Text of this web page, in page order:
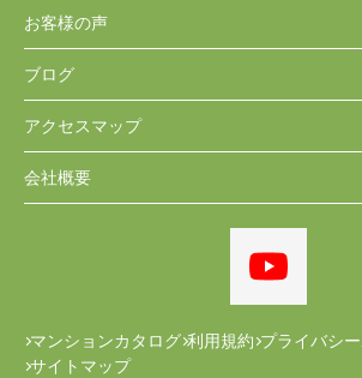
お客様の声
ブログ
アクセスマップ
会社概要
マンションカタログ 利用規約 プライバシ
サイトマップ